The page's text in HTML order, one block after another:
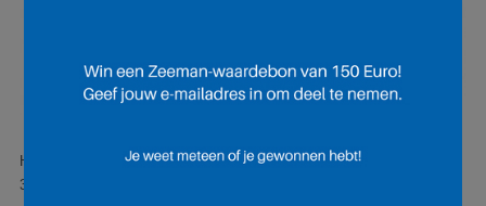
Hier is pagina 1 van 12 pagina's van de Zeeman folder, geldig van
30.05.2026 tot 05.06.2026.